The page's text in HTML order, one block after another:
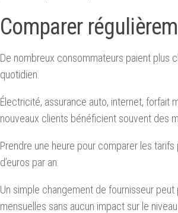
Comparer
De nombreux consommateurs paient plus
quotidien.
Électricité, assurance auto, internet, forfait
nouveaux clients bénéficient souvent des
Prendre une heure pour comparer les
d’euros par an.
Un simple changement de fournisseur
mensuelles sans aucun impact sur le